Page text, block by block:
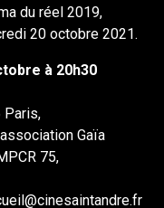
du réel 2019,
20 octobre 2021.
à 20h30
Paris,
Gaïa
75,